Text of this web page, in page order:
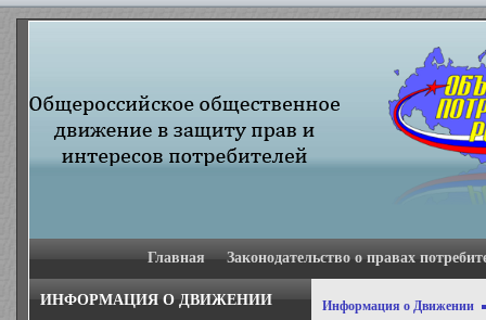
Главная Законодательство о правах
ИНФОРМАЦИЯ О ДВИЖЕНИИ Информация о Движении